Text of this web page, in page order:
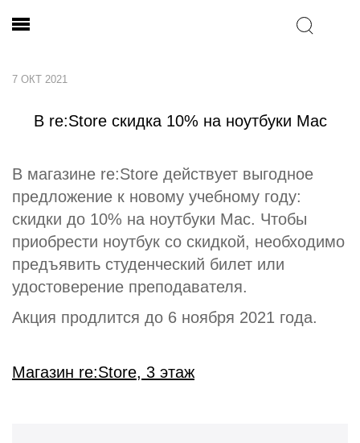
7 ОКТ 2021
В re:Store скидкa 10% на ноутбуки Mac
В магазине re:Store действует выгодное
предложение к новому учебному году:
скидки до 10% на ноутбуки Mac. Чтобы
приобрести ноутбук со скидкой, необходимо
предъявить студенческий билет или
удостоверение преподавателя.
Акция продлится до 6 ноября 2021 года.
Магазин re:Store, 3 этаж